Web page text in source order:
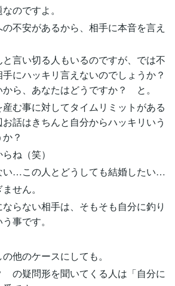
のですよ。
不安があるから、相手に本音を言え
言い切る人もいるのですが、では不
にハッキリ言えないのでしょうか？
ら、あなたはどうですか？ と。
む事に対してタイムリミットがある
話はきちんと自分からハッキリいう
か？
ね（笑）
…この人とどうしても結婚したい…
せん。
らない相手は、そもそも自分に釣り
事です。
他のケースにしても。
の疑問形を聞いてくる人は「自分に